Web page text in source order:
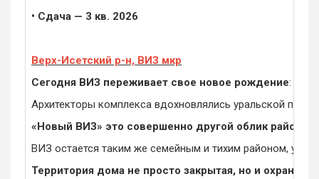
• Сдача — 3 кв. 2026
Верх-Исетский р-н, ВИЗ мкр
Сегодня ВИЗ переживает свое новое рождение:
Архитекторы комплекса вдохновлялись уральской
«Новый ВИЗ» это совершенно другой облик района
ВИЗ остается таким же семейным и тихим районом,
Территория дома не просто закрытая, но и